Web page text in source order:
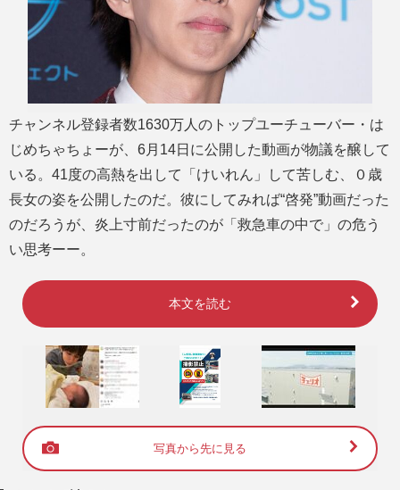
チャンネル登録者数1630万人のトップユーチューバー・は
じめちゃちょーが、6月14日に公開した動画が物議を醸して
いる。41度の高熱を出して「けいれん」して苦しむ、０歳
長女の姿を公開したのだ。彼にしてみれば“啓発”動画だった
のだろうが、炎上寸前だったのが「救急車の中で」の危う
い思考ーー。
本文を読む
写真から先に見る